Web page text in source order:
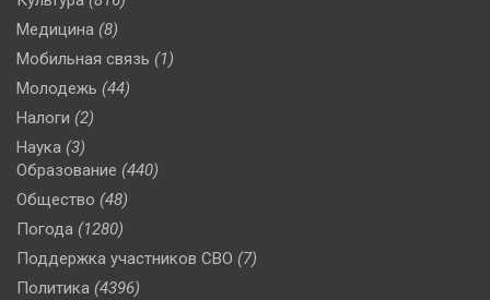
Медицина (8)
Мобильная связь (1)
Молодежь (44)
Налоги (2)
Наука (3)
Образование (440)
Общество (48)
Погода (1280)
Поддержка участников СВО (7)
Политика (4396)